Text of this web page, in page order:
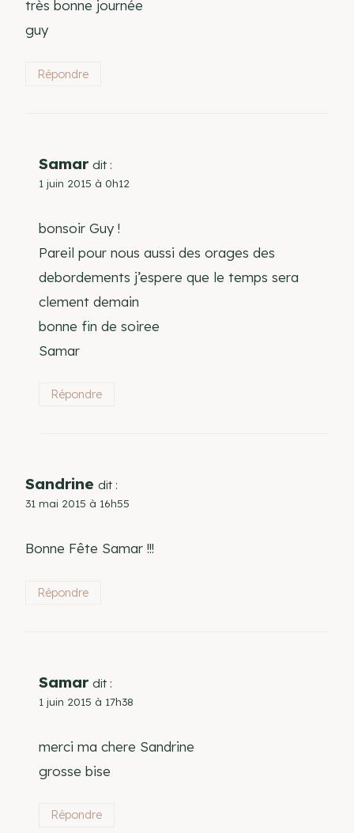
très bonne journée
guy
Répondre
Samar dit :
1 juin 2015 à 0h12
bonsoir Guy !
Pareil pour nous aussi des orages des
debordements j’espere que le temps sera
clement demain
bonne fin de soiree
Samar
Répondre
Sandrine dit :
31 mai 2015 à 16h55
Bonne Fête Samar !!!
Répondre
Samar dit :
1 juin 2015 à 17h38
merci ma chere Sandrine
grosse bise
Répondre